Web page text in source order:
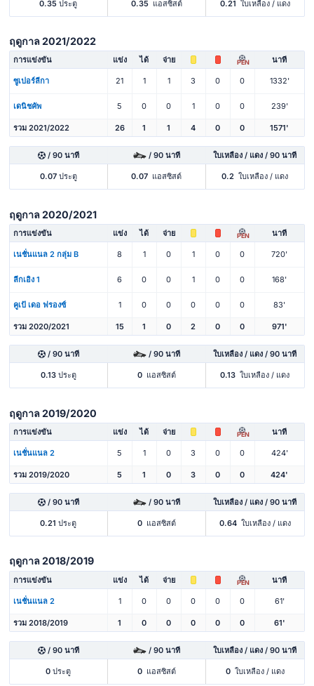
0.35 ประตู 0.35 แอสซิสต์ 0.21 ใบเหลือง / แดง
ฤดูกาล 2021/2022
การแข่งขัน แข่ง ได้ จ่าย PEN นาที
ซูเปอร์ลีกา 21 1 1 3 0 0 1332'
เดนิชคัพ 5 0 0 1 0 0 239'
รวม 2021/2022 26 1 1 4 0 0 1571'
/ 90 นาที / 90 นาที ใบเหลือง / แดง / 90 นาที
0.07ประตู 0.07 แอสซิสต์ 0.2 ใบเหลือง / แดง
ฤดูกาล 2020/2021
การแข่งขัน แข่ง ได้ จ่าย PEN นาที
เนชั่นแนล 2 กลุ่ม B 8 1 0 1 0 0 720'
ลีกเอิง 1 6 0 0 1 0 0 168'
คูเป้ เดอ ฟรองซ์ 1 0 0 0 0 0 83'
รวม 2020/2021 15 1 0 2 0 0 971'
/ 90 นาที / 90 นาที ใบเหลือง / แดง / 90 นาที
0.13ประตู 0 แอสซิสต์ 0.13 ใบเหลือง / แดง
ฤดูกาล 2019/2020
การแข่งขัน แข่ง ได้ จ่าย PEN นาที
เนชั่นแนล 2 5 1 0 3 0 0 424'
รวม 2019/2020 5 1 0 3 0 0 424'
/ 90 นาที / 90 นาที ใบเหลือง / แดง / 90 นาที
0.21 ประตู 0 แอสซิสต์ 0.64 ใบเหลือง / แดง
ฤดูกาล 2018/2019
การแข่งขัน แข่ง ได้ จ่าย PEN นาที
เนชั่นแนล 2 1 0 0 0 0 0 61'
รวม 2018/2019 1 0 0 0 0 0 61'
/ 90 นาที / 90 นาที ใบเหลือง / แดง / 90 นาที
0 ประตู 0 แอสซิสต์ 0 ใบเหลือง / แดง